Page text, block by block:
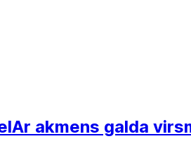
Ar akmens galda